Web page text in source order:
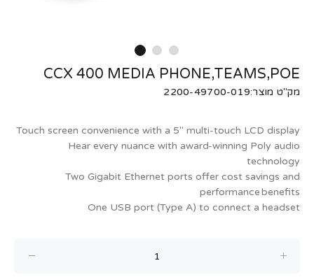
CCX 400 MEDIA PHONE,TEAMS,POE
מק"ט מוצר:2200-49700-019
Touch screen convenience with a 5" multi-touch LCD display
Hear every nuance with award-winning Poly audio
technology
Two Gigabit Ethernet ports offer cost savings and
performance benefits
One USB port (Type A) to connect a headset